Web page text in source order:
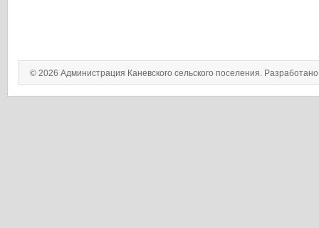
© 2026 Администрация Каневского сельского поселения.